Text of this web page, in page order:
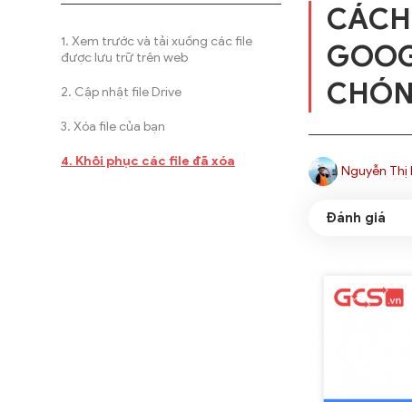
Xem trước và tải xuống các file
được lưu trữ trên web
Cập nhật file Drive
Xóa file của bạn
Khôi phục các file đã xóa
Nguyễn Thị